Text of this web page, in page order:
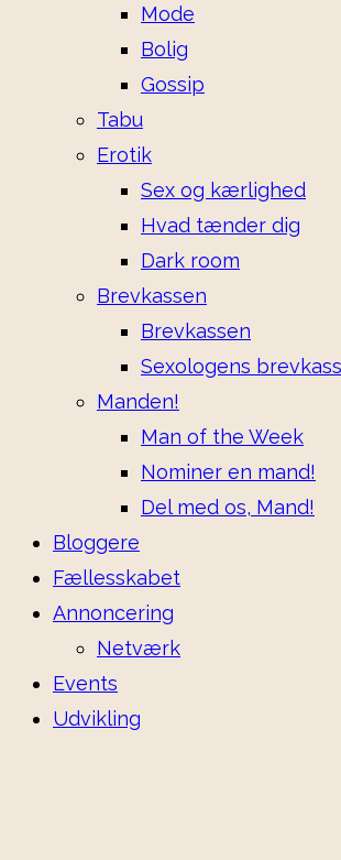
Mode
Bolig
Gossip
Tabu
Erotik
Sex og kærlighed
Hvad tænder dig
Dark room
Brevkassen
Brevkassen
Sexologens
Manden!
Man of the Week
Nominer en mand!
Del med os, Mand!
Bloggere
Fællesskabet
Annoncering
Netværk
Events
Udvikling